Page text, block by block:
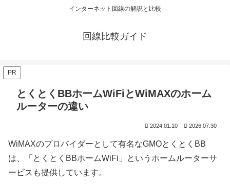
インターネット回線の解説と比較
回線比較ガイド
PR
とくとくBBホームWiFiとWiMAXのホーム
ルーターの違い
2024.01.10 2026.07.30
WiMAXのプロバイダーとして有名なGMOとくとくBB
は、「とくとくBBホームWiFi」というホームルーターサ
ービスも提供しています。